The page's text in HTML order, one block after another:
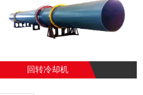
回转冷却机